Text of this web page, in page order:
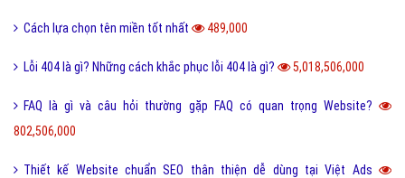
Cách lựa chọn tên miền tốt nhất 489,000
Lỗi 404 là gì? Những cách khắc phục lỗi 404 là gì? 5,018,506,000
FAQ là gì và câu hỏi thường gặp FAQ có quan trọng Website?
802,506,000
Thiết kế Website chuẩn SEO thân thiện dễ dùng tại Việt Ads